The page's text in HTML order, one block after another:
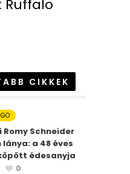
CIKKEK
Romy Schneider
lánya: a 48 éves
édesanyja
0